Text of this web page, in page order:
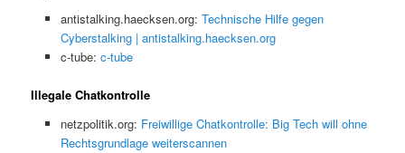
antistalking.haecksen.org: Technische Hilfe gegen
Cyberstalking | antistalking.haecksen.org
c-tube: c-tube
Illegale Chatkontrolle
netzpolitik.org: Freiwillige Chatkontrolle: Big Tech will ohne
Rechtsgrundlage weiterscannen